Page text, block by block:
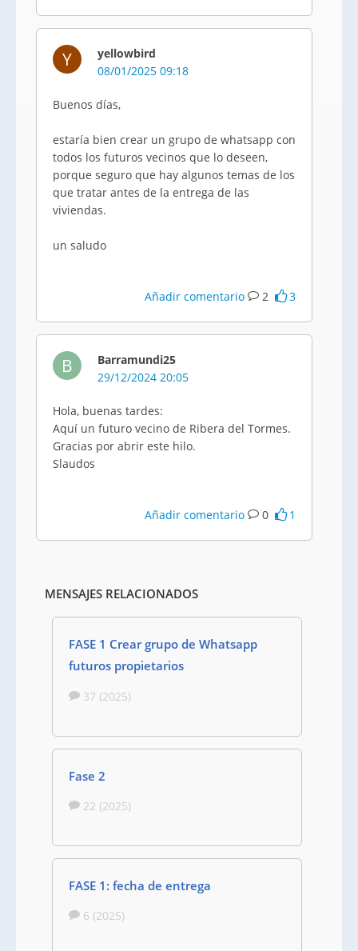
Y
yellowbird
08/01/2025 09:18
Buenos días,
estaría bien crear un grupo de whatsapp con
todos los futuros vecinos que lo deseen,
porque seguro que hay algunos temas de los
que tratar antes de la entrega de las
viviendas.
un saludo
Añadir comentario 2 3
B
Barramundi25
29/12/2024 20:05
Hola, buenas tardes:
Aquí un futuro vecino de Ribera del Tormes.
Gracias por abrir este hilo.
Slaudos
Añadir comentario 0 1
MENSAJES RELACIONADOS
FASE 1 Crear grupo de Whatsapp
futuros propietarios
37 (2025)
Fase 2
22 (2025)
FASE 1: fecha de entrega
6 (2025)